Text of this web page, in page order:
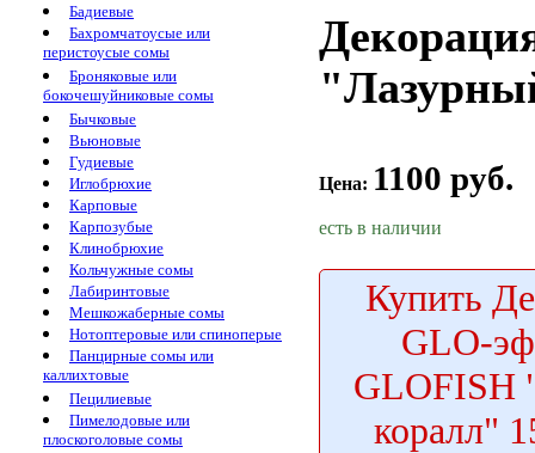
Бадиевые
Бахромчатоусые или
перистоусые сомы
Броняковые или
бокочешуйниковые сомы
Бычковые
Вьюновые
Гудиевые
Иглобрюхие
Карповые
Карпозубые
Клинобрюхие
Кольчужные сомы
Лабиринтовые
Мешкожаберные сомы
Нотоптеровые или спиноперые
Панцирные сомы или
каллихтовые
Пецилиевые
Пимелодовые или
плоскоголовые сомы
Цена: 1100 руб.
есть в наличии
Купить
GLO-
GLOFISH
коралл"